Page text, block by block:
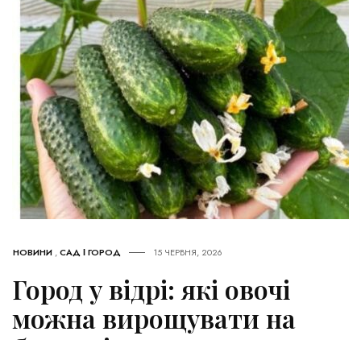
НОВИНИ ,САД І ГОРОД 15 ЧЕРВНЯ, 2026
Город у відрі: які овочі
можна вирощувати на